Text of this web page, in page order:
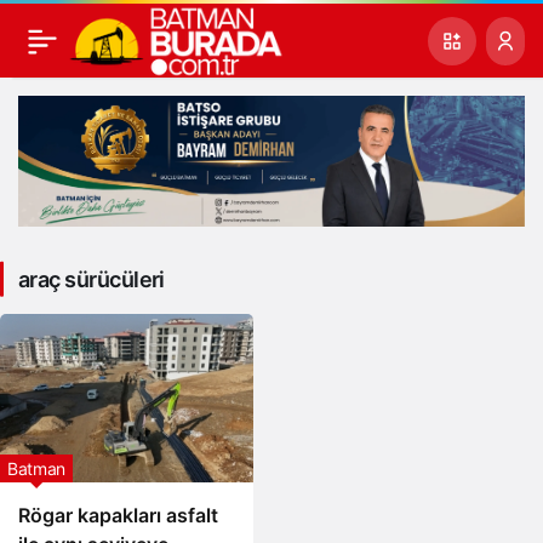
araç sürücüleri
Rögar kapakları asfalt
Batman